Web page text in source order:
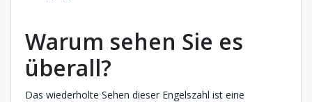
Warum sehen Sie es
überall?
Das wiederholte Sehen dieser Engelszahl ist eine